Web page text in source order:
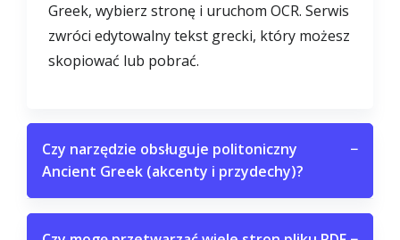
Greek, wybierz stronę i uruchom OCR. Serwis
zwróci edytowalny tekst grecki, który możesz
skopiować lub pobrać.
Czy narzędzie obsługuje politoniczny
Ancient Greek (akcenty i przydechy)?
−